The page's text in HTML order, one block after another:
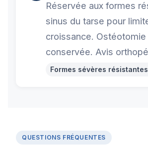
Réservée aux formes
sinus du tarse pour
croissance.
conservée. Avis
Formes sévères
QUESTIONS FRÉQUENTES